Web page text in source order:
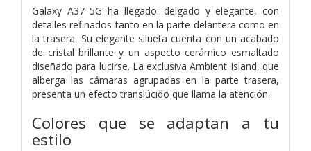
Galaxy A37 5G ha llegado: delgado y elegante, con
detalles refinados tanto en la parte delantera como en
la trasera. Su elegante silueta cuenta con un acabado
de cristal brillante y un aspecto cerámico esmaltado
diseñado para lucirse. La exclusiva Ambient Island, que
alberga las cámaras agrupadas en la parte trasera,
presenta un efecto translúcido que llama la atención.
Colores que se adaptan a tu
estilo